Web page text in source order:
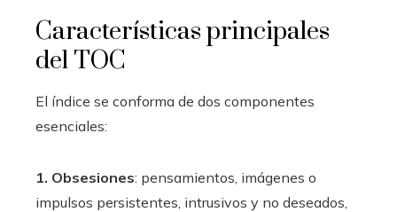
Características principales
del TOC
El índice se conforma de dos componentes
esenciales:
1. Obsesiones: pensamientos, imágenes o
impulsos persistentes, intrusivos y no deseados,